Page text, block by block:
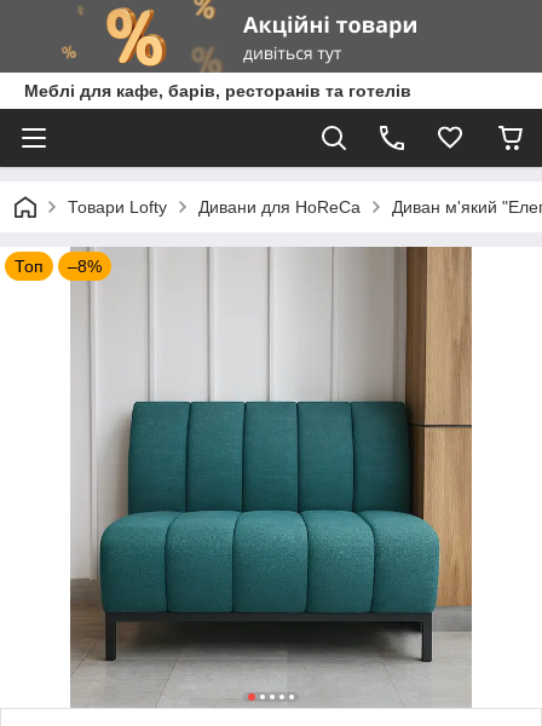
Меблі для кафе, барів, ресторанів та готелів
Товари Lofty Дивани для HoReCa Диван м'який
Топ –8%